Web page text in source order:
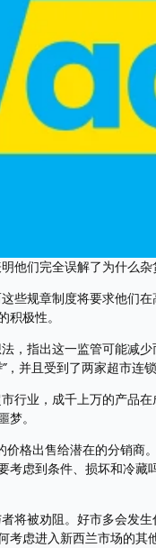
们完全误解了为什么杂
些规章制度将要求他们
极性。
，指出这一监管可能减
，并且受到了两家超市连
行业，成千上万的产品
。
价格出售给潜在的分销
虑到条件、损坏和冷
将被劝阻。好市多会发
虑进入新西兰市场的其